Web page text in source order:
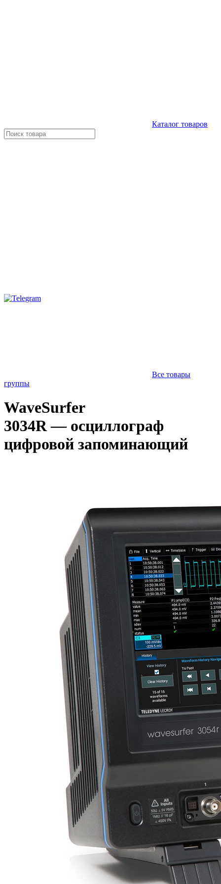
Каталог товаров
Все товары
группы
WaveSurfer
3034R — осциллограф
цифровой запоминающий